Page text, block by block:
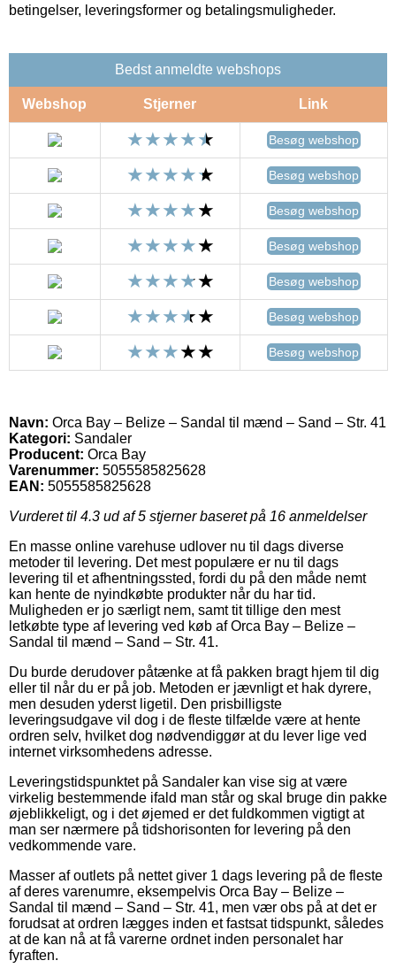
betingelser, leveringsformer og betalingsmuligheder.
Bedst anmeldte webshops
Webshop Stjerner Link
Besøg webshop
Besøg webshop
Besøg webshop
Besøg webshop
Besøg webshop
Besøg webshop
Besøg webshop
Navn: Orca Bay – Belize – Sandal til mænd – Sand – Str. 41
Kategori: Sandaler
Producent: Orca Bay
Varenummer: 5055585825628
EAN: 5055585825628
Vurderet til 4.3 ud af 5 stjerner baseret på 16 anmeldelser
En masse online varehuse udlover nu til dags diverse
metoder til levering. Det mest populære er nu til dags
levering til et afhentningssted, fordi du på den måde nemt
kan hente de nyindkøbte produkter når du har tid.
Muligheden er jo særligt nem, samt tit tillige den mest
letkøbte type af levering ved køb af Orca Bay – Belize –
Sandal til mænd – Sand – Str. 41.
Du burde derudover påtænke at få pakken bragt hjem til dig
eller til når du er på job. Metoden er jævnligt et hak dyrere,
men desuden yderst ligetil. Den prisbilligste
leveringsudgave vil dog i de fleste tilfælde være at hente
ordren selv, hvilket dog nødvendiggør at du lever lige ved
internet virksomhedens adresse.
Leveringstidspunktet på Sandaler kan vise sig at være
virkelig bestemmende ifald man står og skal bruge din pakke
øjeblikkeligt, og i det øjemed er det fuldkommen vigtigt at
man ser nærmere på tidshorisonten for levering på den
vedkommende vare.
Masser af outlets på nettet giver 1 dags levering på de fleste
af deres varenumre, eksempelvis Orca Bay – Belize –
Sandal til mænd – Sand – Str. 41, men vær obs på at det er
forudsat at ordren lægges inden et fastsat tidspunkt, således
at de kan nå at få varerne ordnet inden personalet har
fyraften.